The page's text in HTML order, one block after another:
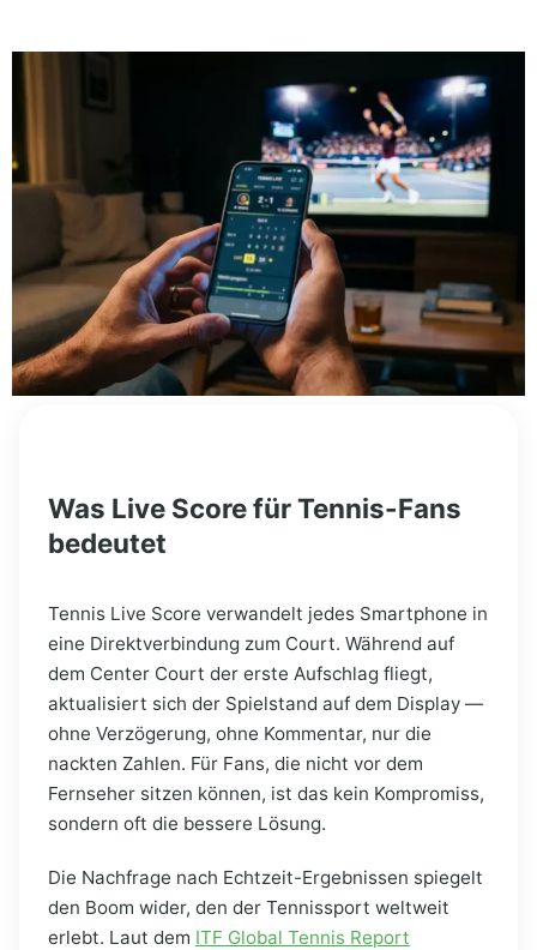
Was Live Score für Tennis-Fans
bedeutet
Tennis Live Score verwandelt jedes Smartphone in
eine Direktverbindung zum Court. Während auf
dem Center Court der erste Aufschlag fliegt,
aktualisiert sich der Spielstand auf dem Display —
ohne Verzögerung, ohne Kommentar, nur die
nackten Zahlen. Für Fans, die nicht vor dem
Fernseher sitzen können, ist das kein Kompromiss,
sondern oft die bessere Lösung.
Die Nachfrage nach Echtzeit-Ergebnissen spiegelt
den Boom wider, den der Tennissport weltweit
erlebt. Laut dem ITF Global Tennis Report